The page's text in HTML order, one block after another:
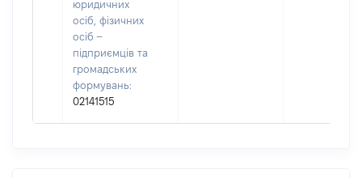
юридичних
осіб, фізичних
осіб –
підприємців та
громадських
формувань:
02141515